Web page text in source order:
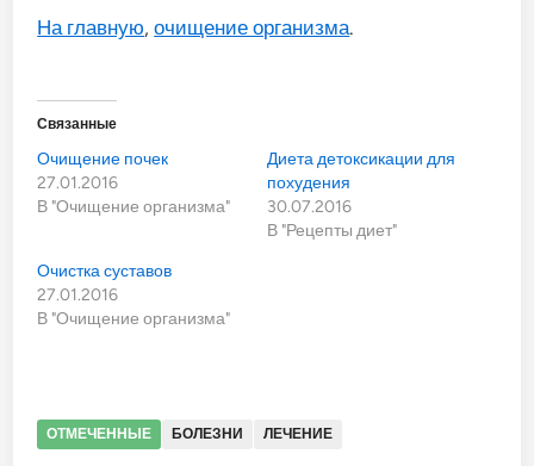
На главную,очищение организма.
Связанные
Очищение почек
27.01.2016
В "Очищение организма"
Диета детоксикации для
похудения
30.07.2016
В "Рецепты диет"
Очистка суставов
27.01.2016
В "Очищение организма"
ОТМЕЧЕННЫЕ БОЛЕЗНИ ЛЕЧЕНИЕ